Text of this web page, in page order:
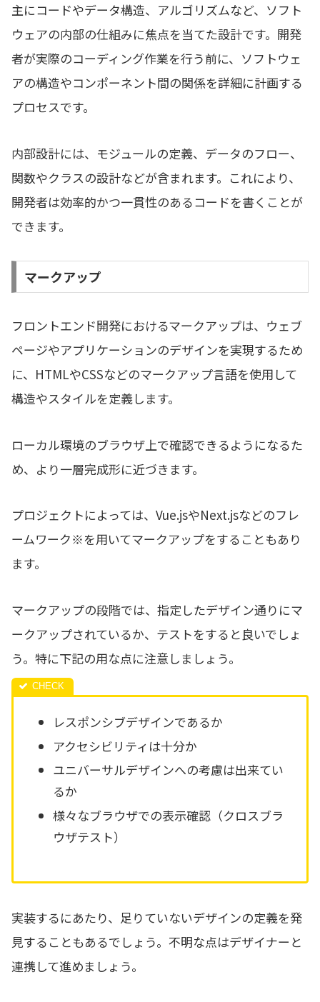
主にコードやデータ構造、アルゴリズムなど、ソフト
ウェアの内部の仕組みに焦点を当てた設計です。開発
者が実際のコーディング作業を行う前に、ソフトウェ
アの構造やコンポーネント間の関係を詳細に計画する
プロセスです。
内部設計には、モジュールの定義、データのフロー、
関数やクラスの設計などが含まれます。これにより、
開発者は効率的かつ一貫性のあるコードを書くことが
できます。
マークアップ
フロントエンド開発におけるマークアップは、ウェブ
ページやアプリケーションのデザインを実現するため
に、HTMLやCSSなどのマークアップ言語を使用して
構造やスタイルを定義します。
ローカル環境のブラウザ上で確認できるようになるた
め、より一層完成形に近づきます。
プロジェクトによっては、Vue.jsやNext.jsなどのフレ
ームワーク※を用いてマークアップをすることもあり
ます。
マークアップの段階では、指定したデザイン通りにマ
ークアップされているか、テストをすると良いでしょ
う。特に下記の用な点に注意しましょう。
レスポンシブデザインであるか
アクセシビリティは十分か
ユニバーサルデザインへの考慮は出来てい
るか
様々なブラウザでの表示確認（クロスブラ
ウザテスト）
実装するにあたり、足りていないデザインの定義を発
見することもあるでしょう。不明な点はデザイナーと
連携して進めましょう。